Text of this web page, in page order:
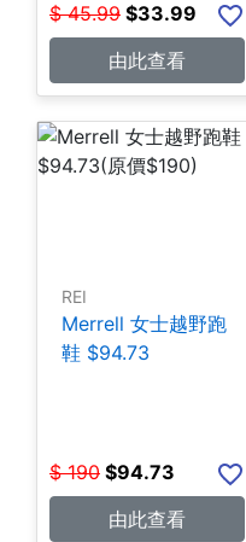
$ 45.99 $33.99
由此查看
REI
Merrell 女士越野跑
鞋 $94.73
$ 190 $94.73
由此查看